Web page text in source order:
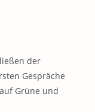
der
Gespräche
Grüne und